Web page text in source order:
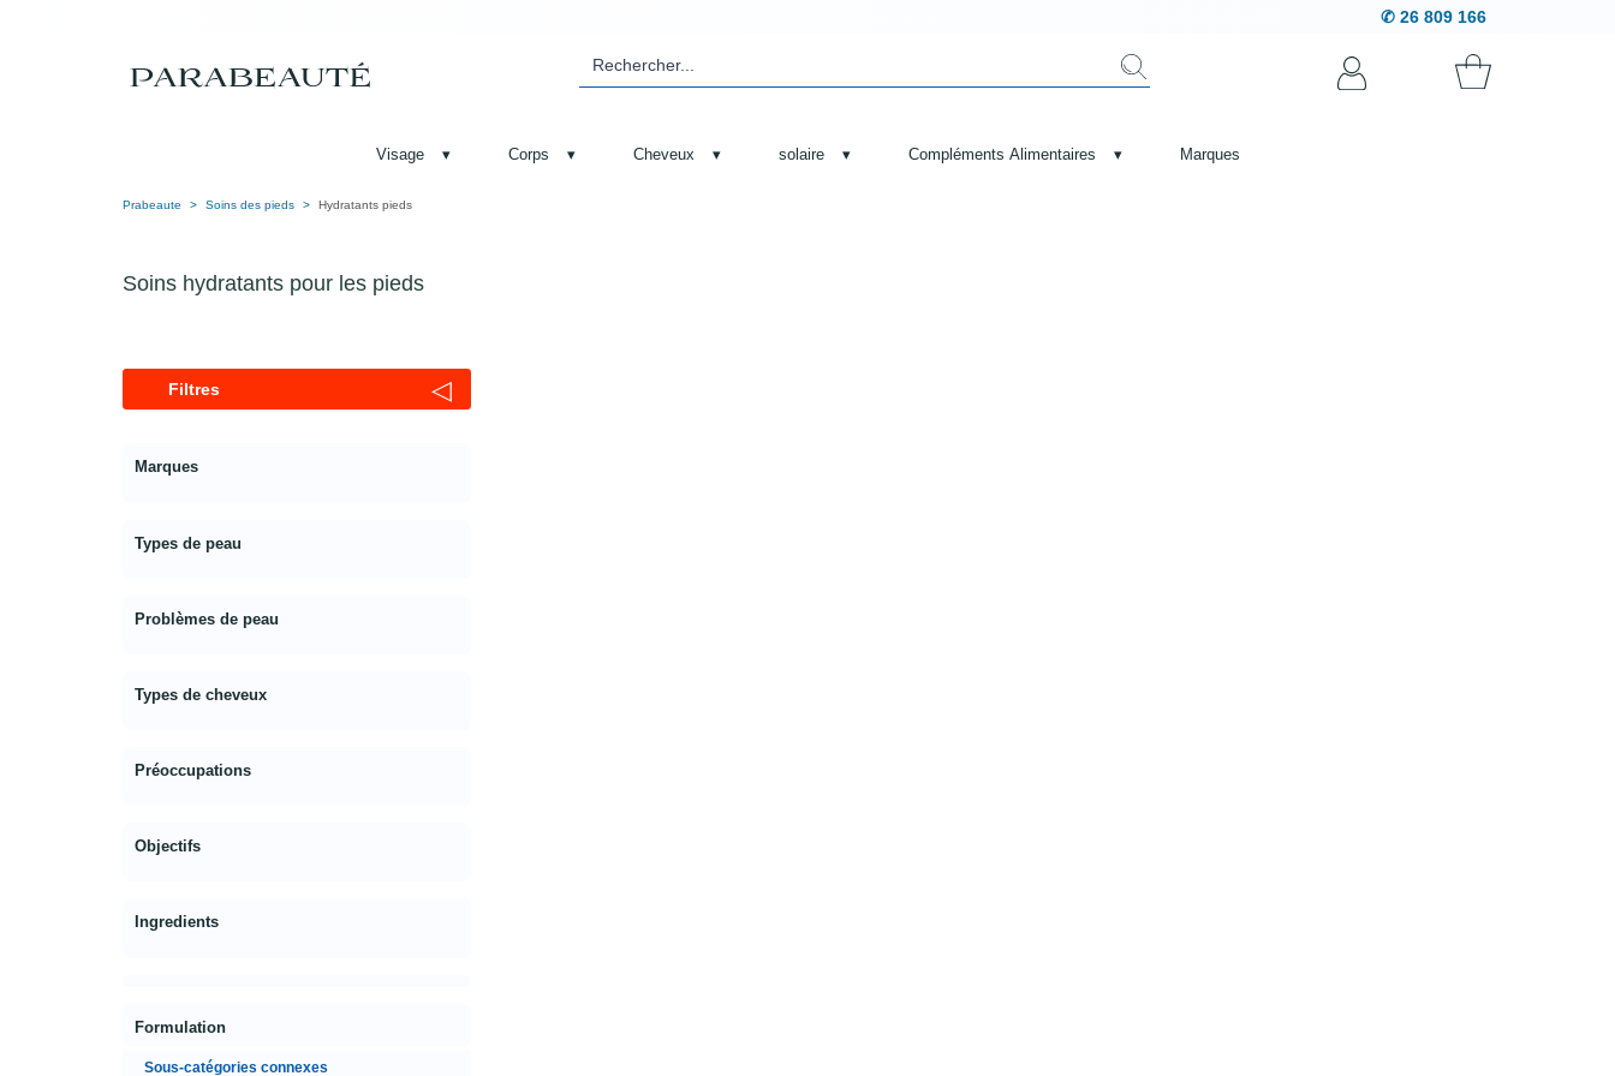
✆ 26 809 166
Visage ▾ Corps ▾ Cheveux ▾ solaire ▾ Compléments Alimentaires ▾ Marques
Prabeaute Soins des pieds Hydratants pieds
Soins hydratants pour les pieds
Filtres ◁
Marques
Types de peau
Problèmes de peau
Types de cheveux
Préoccupations
Objectifs
Ingredients
Formulation
Sous-catégories connexes